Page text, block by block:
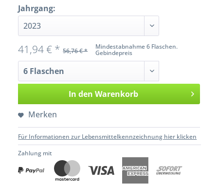
Jahrgang:
Mindestabnahme 6 Flaschen.
Gebindepreis
41,94 € * 56,76 € *
In den Warenkorb
Merken
Für Informationen zur Lebensmittelkennzeichnung hier klicken
Zahlung mit